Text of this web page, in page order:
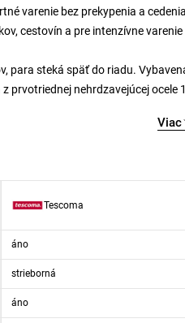
varenie bez prekypenia a
cestovín a pre intenzívne
para steká späť do riadu.
prvotriednej nehrdzavejúcej ocele
Viac
Tescoma
áno
strieborná
áno